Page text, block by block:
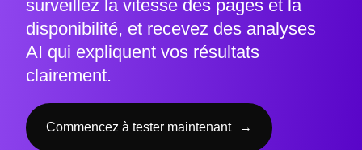
surveillez la vitesse des pages et la
disponibilité, et recevez des analyses
AI qui expliquent vos résultats
clairement.
Commencez à tester maintenant →